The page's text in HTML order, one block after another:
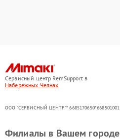
Сервисный центр RemSupport в
Набережных Челнах
ООО "СЕРВИСНЫЙ ЦЕНТР"* 6685170650*668501001
Филиалы в Вашем городе